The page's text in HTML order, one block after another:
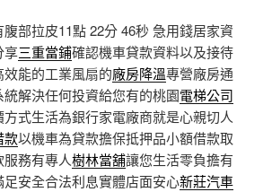
部拉皮11點 22分 46秒 急用錢居家資
享三重當鋪確認機車貸款資料以及接待
能的工業風扇的廠房降溫專營廠房通
解決任何投資給您有的桃園電梯公司
式生活為銀行家電廠商就是心親切人
款以機車為貸款擔保抵押品小額借款取
務有專人樹林當舖讓您生活零負擔有
安全合法利息實體店面安心新莊汽車